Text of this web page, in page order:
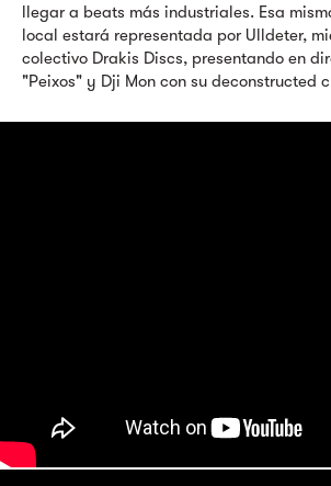
llegar a beats más industriales. Esa
local estará representada por Ulldeter,
colectivo Drakis Discs, presentando en
"Peixos" y Dji Mon con su deconstructed